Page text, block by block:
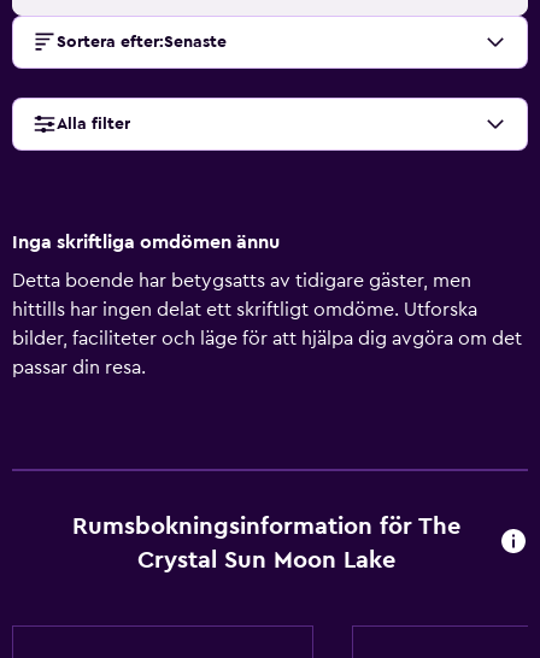
Sortera efter:Senaste
Alla filter
Inga skriftliga omdömen ännu
Detta boende har betygsatts av tidigare gäster, men
hittills har ingen delat ett skriftligt omdöme. Utforska
bilder, faciliteter och läge för att hjälpa dig avgöra om det
passar din resa.
Rumsbokningsinformation för The
Crystal Sun Moon Lake